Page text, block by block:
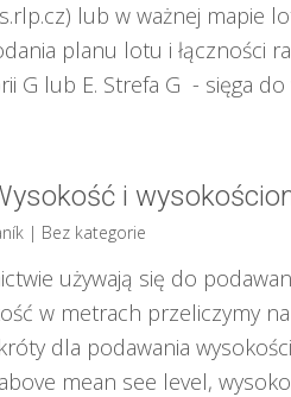
lub w ważnej mapie
planu lotu i łączności
G lub E. Strefa G - sięga
i
| Bez kategorie
używają się do
w metrach przeliczymy
dla podawania
mean see level,